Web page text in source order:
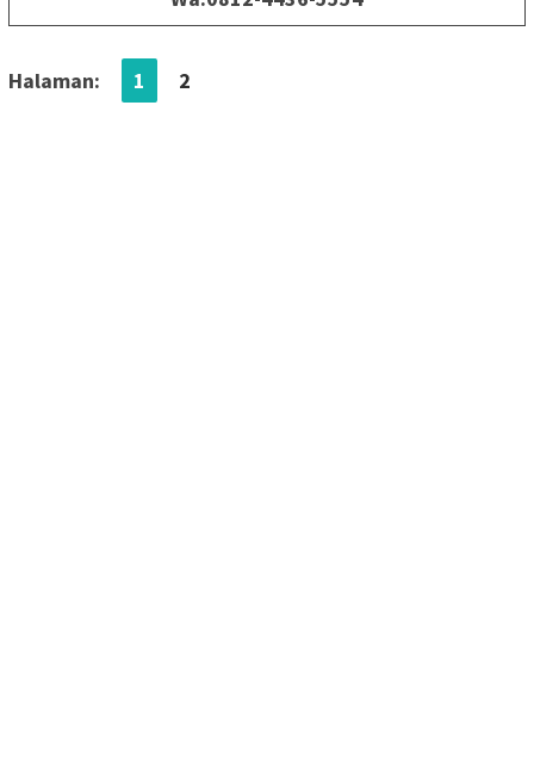
Halaman: 1 2